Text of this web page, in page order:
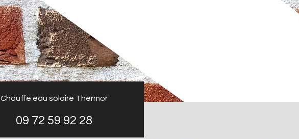
Chauffe eau solaire Thermor
09 72 59 92 28